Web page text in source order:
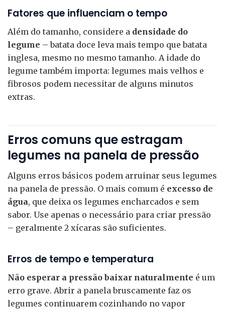
Fatores que influenciam o tempo
Além do tamanho, considere a densidade do
legume – batata doce leva mais tempo que batata
inglesa, mesmo no mesmo tamanho. A idade do
legume também importa: legumes mais velhos e
fibrosos podem necessitar de alguns minutos
extras.
Erros comuns que estragam
legumes na panela de pressão
Alguns erros básicos podem arruinar seus legumes
na panela de pressão. O mais comum é excesso de
água, que deixa os legumes encharcados e sem
sabor. Use apenas o necessário para criar pressão
– geralmente 2 xícaras são suficientes.
Erros de tempo e temperatura
Não esperar a pressão baixar naturalmente é um
erro grave. Abrir a panela bruscamente faz os
legumes continuarem cozinhando no vapor